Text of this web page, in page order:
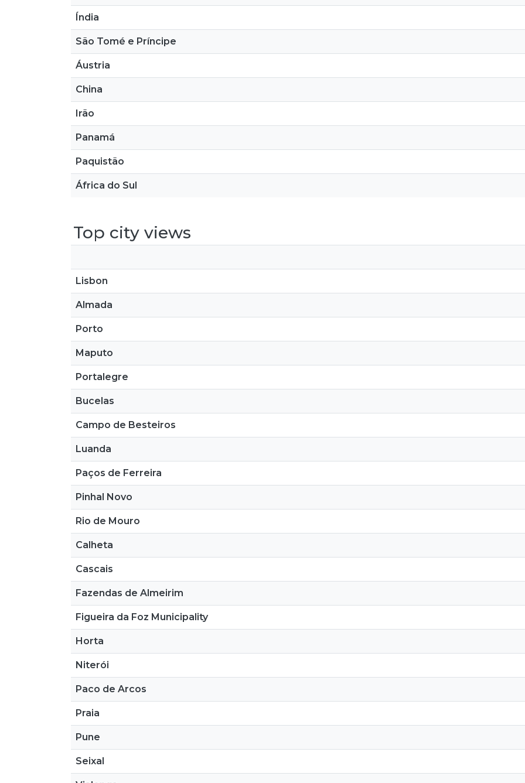
Índia
São Tomé e Príncipe
Áustria
China
Irão
Panamá
Paquistão
África do Sul
Top city views
Lisbon
Almada
Porto
Maputo
Portalegre
Bucelas
Campo de Besteiros
Luanda
Paços de Ferreira
Pinhal Novo
Rio de Mouro
Calheta
Cascais
Fazendas de Almeirim
Figueira da Foz Municipality
Horta
Niterói
Paco de Arcos
Praia
Pune
Seixal